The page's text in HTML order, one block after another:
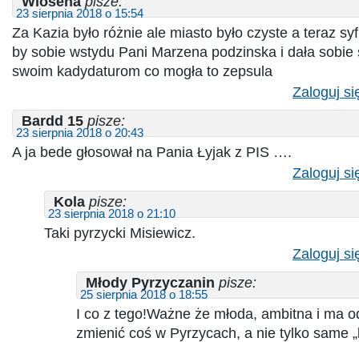
23 sierpnia 2018 o 15:54
Za Kazia było różnie ale miasto było czyste a teraz
by sobie wstydu Pani Marzena podzinska i dała
swoim kadydaturom co mogła to zepsula
Zaloguj
Bardd 15 pisze:
23 sierpnia 2018 o 20:43
A ja bede głosował na Pania Łyjak z PIS ….
Zaloguj
Kola pisze:
23 sierpnia 2018 o 21:10
Taki pyrzycki Misiewicz.
Zaloguj
Młody Pyrzyczanin pisze:
25 sierpnia 2018 o 18:55
I co z tego!Ważne że młoda, ambitna i ma
zmienić coś w Pyrzycach, a nie tylko same